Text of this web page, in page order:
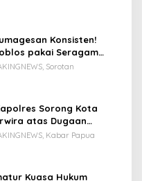
Konsisten!
pakai Seragam
Juga pakai Kaos
Sorotan
Sorong Kota
atas Dugaan
Anak
Kabar Papua
Kuasa Hukum